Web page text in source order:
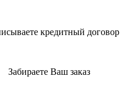
кредитный договор
Забираете Ваш заказ